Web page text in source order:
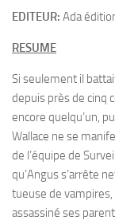
EDITEUR: Ada
RESUME
Si seulement il
depuis près de cinq
encore quelqu’un,
Wallace ne se
de l’équipe de
qu’Angus s’arrête
tueuse de
assassiné ses